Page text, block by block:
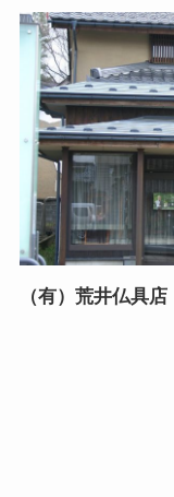
（有）荒井仏具店